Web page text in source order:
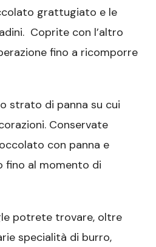
grattugiato e le
Coprite con l’altro
fino a ricomporre
strato di panna su cui
Conservate
con panna e
fino al momento di
potrete trovare, oltre
specialità di burro,